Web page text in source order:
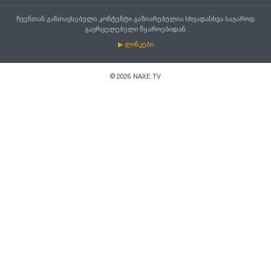
ჩვენთან განთავსებული კონტენტი გაზიარებულია სხვადასხვა საჯაროდ
გავრცელებული წყაროებიდან.
▶ ლინკები
© 2026 NAXE.TV